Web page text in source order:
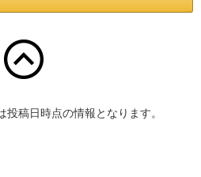
稿日時点の情報となります。